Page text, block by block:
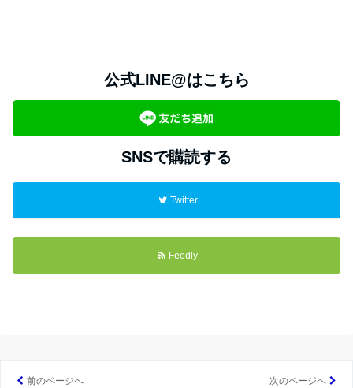
公式LINE@はこちら
SNSで購読する
Twitter
Feedly
前のページへ 次のページへ